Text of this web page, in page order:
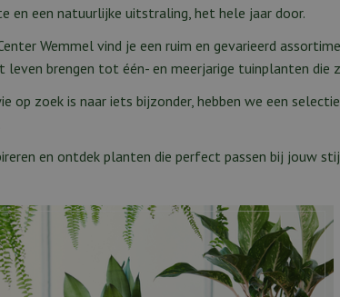
en een natuurlijke uitstraling, het hele jaar door.
Wemmel vind je een ruim en gevarieerd
brengen tot één- en meerjarige tuinplanten die
op zoek is naar iets bijzonder, hebben we een
en ontdek planten die perfect passen bij jouw